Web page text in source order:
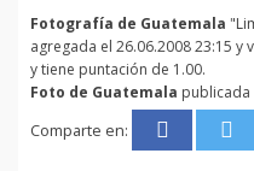
Fotografía de Guatemala
agregada el 26.06.2008 23:15 y
y tiene puntación de 1.00.
Foto de Guatemala
Comparte en: